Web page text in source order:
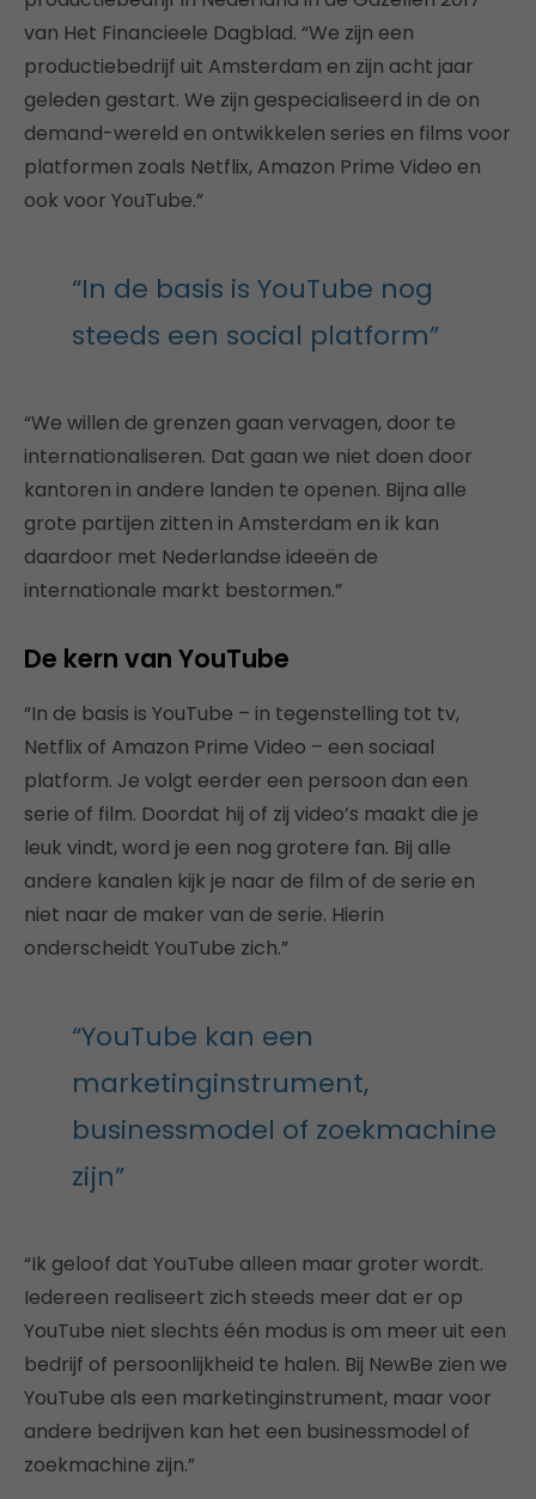
van Het Financieele Dagblad. “We zijn een
productiebedrijf uit Amsterdam en zijn acht jaar
geleden gestart. We zijn gespecialiseerd in de on
demand-wereld en ontwikkelen series en films voor
platformen zoals Netflix, Amazon Prime Video en
ook voor YouTube.”
“In de basis is YouTube nog
steeds een social platform”
“We willen de grenzen gaan vervagen, door te
internationaliseren. Dat gaan we niet doen door
kantoren in andere landen te openen. Bijna alle
grote partijen zitten in Amsterdam en ik kan
daardoor met Nederlandse ideeën de
internationale markt bestormen.”
De kern van YouTube
“In de basis is YouTube – in tegenstelling tot tv,
Netflix of Amazon Prime Video – een sociaal
platform. Je volgt eerder een persoon dan een
serie of film. Doordat hij of zij video’s maakt die je
leuk vindt, word je een nog grotere fan. Bij alle
andere kanalen kijk je naar de film of de serie en
niet naar de maker van de serie. Hierin
onderscheidt YouTube zich.”
“YouTube kan een
marketinginstrument,
businessmodel of zoekmachine
zijn”
“Ik geloof dat YouTube alleen maar groter wordt.
Iedereen realiseert zich steeds meer dat er op
YouTube niet slechts één modus is om meer uit een
bedrijf of persoonlijkheid te halen. Bij NewBe zien we
YouTube als een marketinginstrument, maar voor
andere bedrijven kan het een businessmodel of
zoekmachine zijn.”